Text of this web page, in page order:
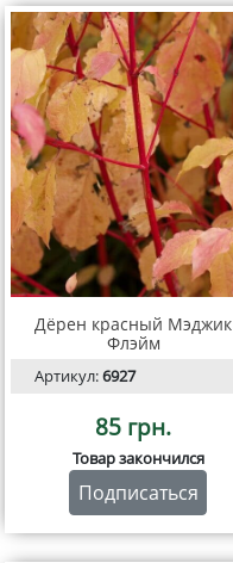
Дёрен красный Мэджик
Флэйм
Артикул:6927
85 грн.
Товар закончился
Подписаться